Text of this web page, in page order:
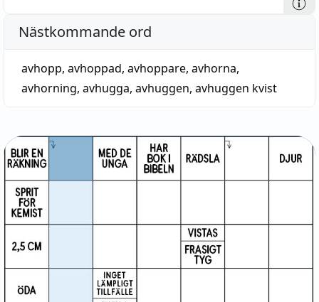
Nästkommande ord
avhopp, avhoppad, avhoppare, avhorna,
avhorning, avhugga, avhuggen, avhuggen kvist